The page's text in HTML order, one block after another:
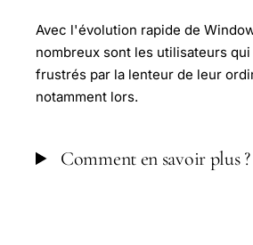
Avec l'évolution rapide de
nombreux sont les utilisateurs
frustrés par la lenteur de leur
notamment lors.
Comment en savoir plus ?